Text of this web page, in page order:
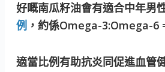
好嘅南瓜籽油會有適合中年男
例 ，約係Omega-3:Omega-6
適當比例有助抗炎同促進血管